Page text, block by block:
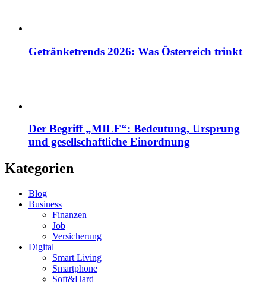
Getränketrends 2026: Was Österreich trinkt
Der Begriff „MILF“: Bedeutung, Ursprung
und gesellschaftliche Einordnung
Kategorien
Blog
Business
Finanzen
Job
Versicherung
Digital
Smart Living
Smartphone
Soft&Hard